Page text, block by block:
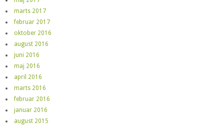
marts 2017
februar 2017
oktober 2016
august 2016
juni 2016
maj 2016
april 2016
marts 2016
februar 2016
januar 2016
august 2015